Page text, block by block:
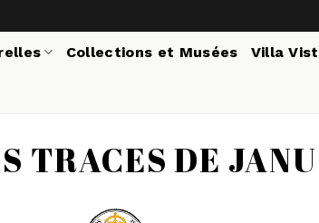
Collections et Musées Villa
TRACES DE